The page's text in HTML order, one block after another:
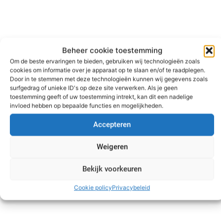
Beheer cookie toestemming
Om de beste ervaringen te bieden, gebruiken wij technologieën zoals
cookies om informatie over je apparaat op te slaan en/of te raadplegen.
Door in te stemmen met deze technologieën kunnen wij gegevens zoals
surfgedrag of unieke ID's op deze site verwerken. Als je geen
toestemming geeft of uw toestemming intrekt, kan dit een nadelige
invloed hebben op bepaalde functies en mogelijkheden.
Accepteren
Weigeren
Bekijk voorkeuren
Cookie policyPrivacybeleid
Kenia | Klassieke rondreis
Ontdek